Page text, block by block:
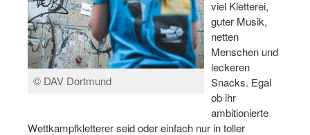
Sportanlagen in Dortmund
Olympiabewerbung
Kinderschutz im Sport
Fördermöglichkeiten
© DAV Dortmund
viel Kletterei,
guter Musik,
netten
Menschen und
leckeren
Snacks. Egal
ob ihr
ambitionierte
Wettkampfkletterer seid oder einfach nur in toller